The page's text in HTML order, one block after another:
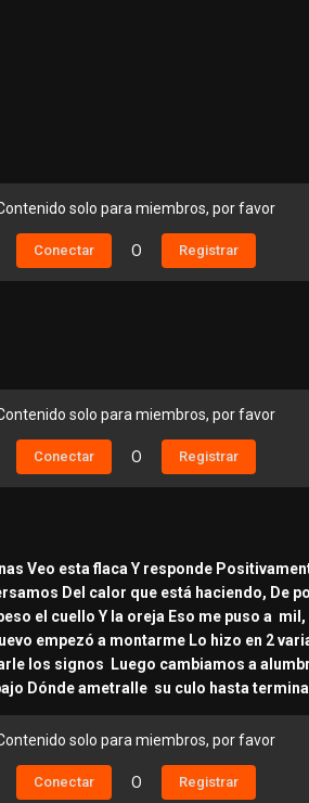
solo para miembros, por favor
Conectar O Registrar
solo para miembros, por favor
Conectar O Registrar
Veo esta flaca Y responde
Del calor que está haciendo, De
el cuello Y la oreja Eso me puso a
empezó a montarme Lo hizo en 2
los signos Luego cambiamos a
Dónde ametralle su culo hasta
solo para miembros, por favor
Conectar O Registrar